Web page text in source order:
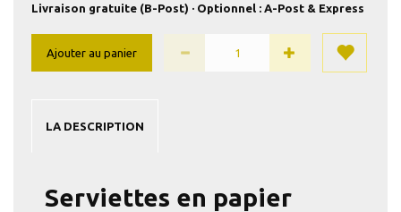
Livraison gratuite (B-Post) · Optionnel : A-Post & Express
Ajouter au panier
LA DESCRIPTION
Serviettes en papier